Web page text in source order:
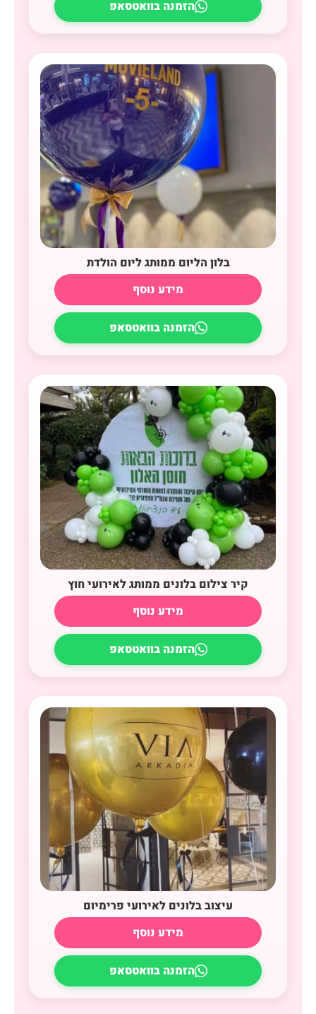
הזמנה בוואטסאפ
בלון הליום ממותג ליום הולדת
מידע נוסף
הזמנה בוואטסאפ
קיר צילום בלונים ממותג לאירועי חוץ
מידע נוסף
הזמנה בוואטסאפ
עיצוב בלונים לאירועי פרימיום
מידע נוסף
הזמנה בוואטסאפ